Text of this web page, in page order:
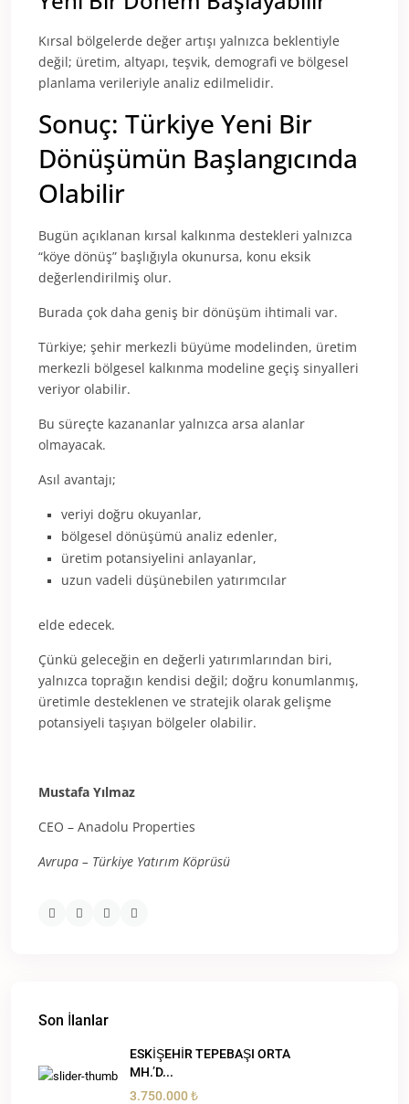
Kırsal bölgelerde değer artışı yalnızca beklentiyle
değil; üretim, altyapı, teşvik, demografi ve bölgesel
planlama verileriyle analiz edilmelidir.
Sonuç: Türkiye Yeni Bir
Dönüşümün Başlangıcında
Olabilir
Bugün açıklanan kırsal kalkınma destekleri yalnızca
“köye dönüş” başlığıyla okunursa, konu eksik
değerlendirilmiş olur.
Burada çok daha geniş bir dönüşüm ihtimali var.
Türkiye; şehir merkezli büyüme modelinden, üretim
merkezli bölgesel kalkınma modeline geçiş sinyalleri
veriyor olabilir.
Bu süreçte kazananlar yalnızca arsa alanlar
olmayacak.
Asıl avantajı;
veriyi doğru okuyanlar,
bölgesel dönüşümü analiz edenler,
üretim potansiyelini anlayanlar,
uzun vadeli düşünebilen yatırımcılar
elde edecek.
Çünkü geleceğin en değerli yatırımlarından biri,
yalnızca toprağın kendisi değil; doğru konumlanmış,
üretimle desteklenen ve stratejik olarak gelişme
potansiyeli taşıyan bölgeler olabilir.
Mustafa Yılmaz
CEO – Anadolu Properties
Avrupa – Türkiye Yatırım Köprüsü
Son İlanlar
ESKİŞEHİR TEPEBAŞI ORTA
MH.’D...
3.750.000 ₺